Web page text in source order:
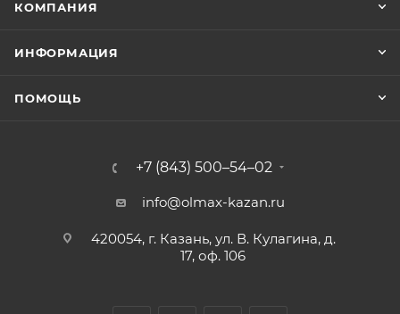
КОМПАНИЯ
ИНФОРМАЦИЯ
ПОМОЩЬ
+7 (843) 500–54–02
info@olmax-kazan.ru
420054, г. Казань, ул. В. Кулагина, д.
17, оф. 106